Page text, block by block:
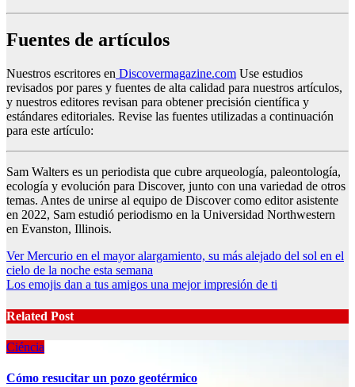
Fuentes de artículos
Nuestros escritores en Discovermagazine.com Use estudios
revisados ​​por pares y fuentes de alta calidad para nuestros artículos,
y nuestros editores revisan para obtener precisión científica y
estándares editoriales. Revise las fuentes utilizadas a continuación
para este artículo:
Sam Walters es un periodista que cubre arqueología, paleontología,
ecología y evolución para Discover, junto con una variedad de otros
temas. Antes de unirse al equipo de Discover como editor asistente
en 2022, Sam estudió periodismo en la Universidad Northwestern
en Evanston, Illinois.
Post
navigation
Ver Mercurio en el mayor alargamiento, su más alejado del sol en el
cielo de la noche esta semana
Los emojis dan a tus amigos una mejor impresión de ti
Related Post
Ciéncia
Cómo resucitar un pozo geotérmico